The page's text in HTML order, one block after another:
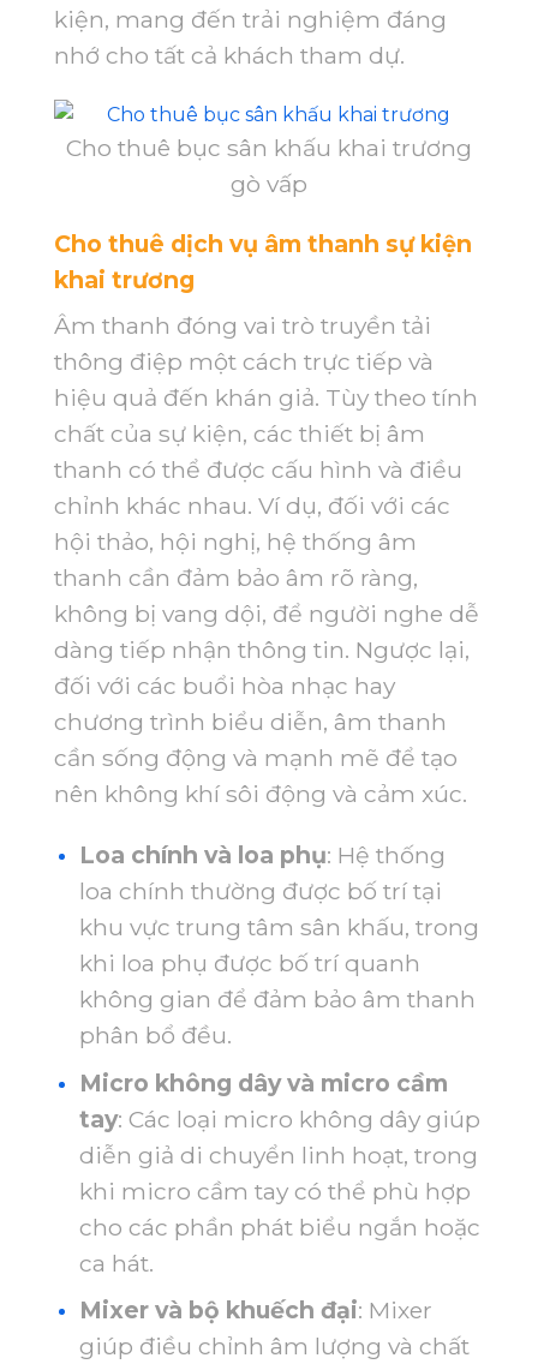
kiện, mang đến trải nghiệm đáng
nhớ cho tất cả khách tham dự.
Cho thuê bục sân khấu khai trương
gò vấp
Cho thuê dịch vụ âm thanh sự kiện
khai trương
Âm thanh đóng vai trò truyền tải
thông điệp một cách trực tiếp và
hiệu quả đến khán giả. Tùy theo tính
chất của sự kiện, các thiết bị âm
thanh có thể được cấu hình và điều
chỉnh khác nhau. Ví dụ, đối với các
hội thảo, hội nghị, hệ thống âm
thanh cần đảm bảo âm rõ ràng,
không bị vang dội, để người nghe dễ
dàng tiếp nhận thông tin. Ngược lại,
đối với các buổi hòa nhạc hay
chương trình biểu diễn, âm thanh
cần sống động và mạnh mẽ để tạo
nên không khí sôi động và cảm xúc.
Loa chính và loa phụ: Hệ thống
loa chính thường được bố trí tại
khu vực trung tâm sân khấu, trong
khi loa phụ được bố trí quanh
không gian để đảm bảo âm thanh
phân bổ đều.
Micro không dây và micro cầm
tay: Các loại micro không dây giúp
diễn giả di chuyển linh hoạt, trong
khi micro cầm tay có thể phù hợp
cho các phần phát biểu ngắn hoặc
ca hát.
Mixer và bộ khuếch đại: Mixer
giúp điều chỉnh âm lượng và chất